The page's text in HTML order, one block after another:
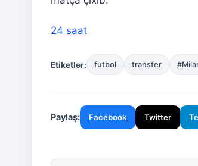
24 saat
Etiketlər: futbol transfer
Paylaş: Facebook Twitter